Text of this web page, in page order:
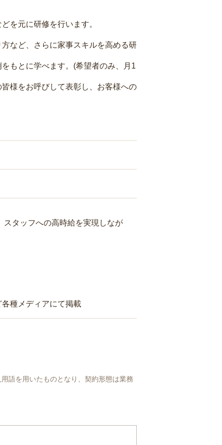
を元に研修を行います。
など、さらに家事スキルを高める研
もとに学べます。(希望者のみ、月1
様をお呼びして表彰し、お客様への
タッフへの高時給を実現しなが
種メディアにて掲載
語を用いたものとなり、契約形態は業務